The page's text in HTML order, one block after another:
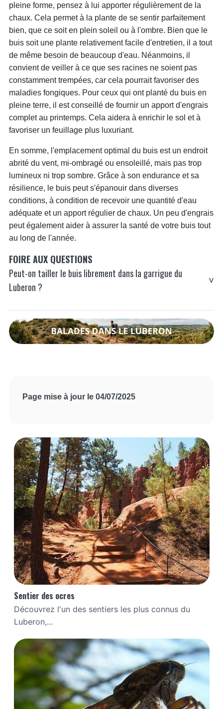
pleine forme, pensez à lui apporter régulièrement de la
chaux. Cela permet à la plante de se sentir parfaitement
bien, que ce soit en plein soleil ou à l'ombre. Bien que le
buis soit une plante relativement facile d'entretien, il a tout
de même besoin de beaucoup d'eau. Néanmoins, il
convient de veiller à ce que ses racines ne soient pas
constamment trempées, car cela pourrait favoriser des
maladies fongiques. Pour ceux qui ont planté du buis en
pleine terre, il est conseillé de fournir un apport d'engrais
complet au printemps. Cela aidera à enrichir le sol et à
favoriser un feuillage plus luxuriant.
En somme, l'emplacement optimal du buis est un endroit
abrité du vent, mi-ombragé ou ensoleillé, mais pas trop
lumineux ni trop sombre. Grâce à son endurance et sa
résilience, le buis peut s'épanouir dans diverses
conditions, à condition de recevoir une quantité d'eau
adéquate et un apport régulier de chaux. Un peu d'engrais
peut également aider à assurer la santé de votre buis tout
au long de l'année.
FOIRE AUX QUESTIONS
Peut-on tailler le buis librement dans la garrigue du
Luberon ?
Page mise à jour le 04/07/2025
Sentier des ocres
Découvrez l'un des sentiers les plus connus du
Luberon,...